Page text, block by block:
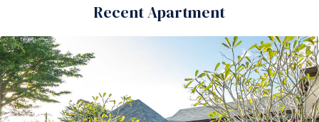
Recent Apartment